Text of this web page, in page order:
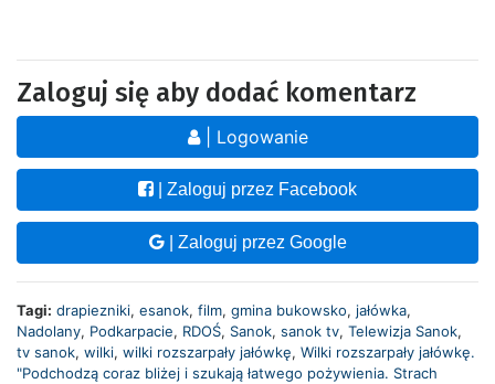
Zaloguj się aby dodać komentarz
| Logowanie
| Zaloguj przez Facebook
| Zaloguj przez Google
Tagi: drapiezniki, esanok, film, gmina bukowsko, jałówka,
Nadolany, Podkarpacie, RDOŚ, Sanok, sanok tv, Telewizja Sanok,
tv sanok, wilki, wilki rozszarpały jałówkę, Wilki rozszarpały jałówkę.
"Podchodzą coraz bliżej i szukają łatwego pożywienia. Strach